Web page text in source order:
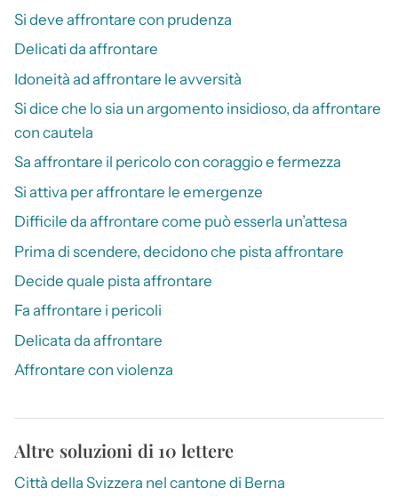
Si deve affrontare con prudenza
Delicati da affrontare
Idoneità ad affrontare le avversità
Si dice che lo sia un argomento insidioso, da affrontare
con cautela
Sa affrontare il pericolo con coraggio e fermezza
Si attiva per affrontare le emergenze
Difficile da affrontare come può esserla un’attesa
Prima di scendere, decidono che pista affrontare
Decide quale pista affrontare
Fa affrontare i pericoli
Delicata da affrontare
Affrontare con violenza
Altre soluzioni di 10 lettere
Città della Svizzera nel cantone di Berna